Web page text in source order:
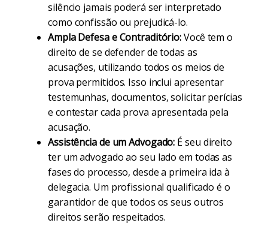
silêncio jamais poderá ser interpretado
como confissão ou prejudicá-lo.
Ampla Defesa e Contraditório:Você tem o
direito de se defender de todas as
acusações, utilizando todos os meios de
prova permitidos. Isso inclui apresentar
testemunhas, documentos, solicitar perícias
e contestar cada prova apresentada pela
acusação.
Assistência de um Advogado: É seu direito
ter um advogado ao seu lado em todas as
fases do processo, desde a primeira ida à
delegacia. Um profissional qualificado é o
garantidor de que todos os seus outros
direitos serão respeitados.